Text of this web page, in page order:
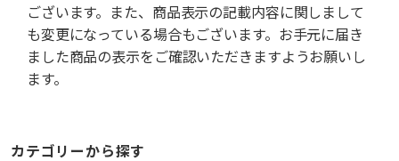
ございます。また、商品表示の記載内容に関しまして
も変更になっている場合もございます。お手元に届き
ました商品の表示をご確認いただきますようお願いし
ます。
カテゴリーから探す